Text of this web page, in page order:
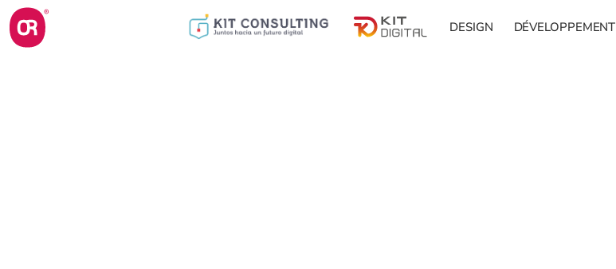
DESIGN DÉVELOPPEMENT